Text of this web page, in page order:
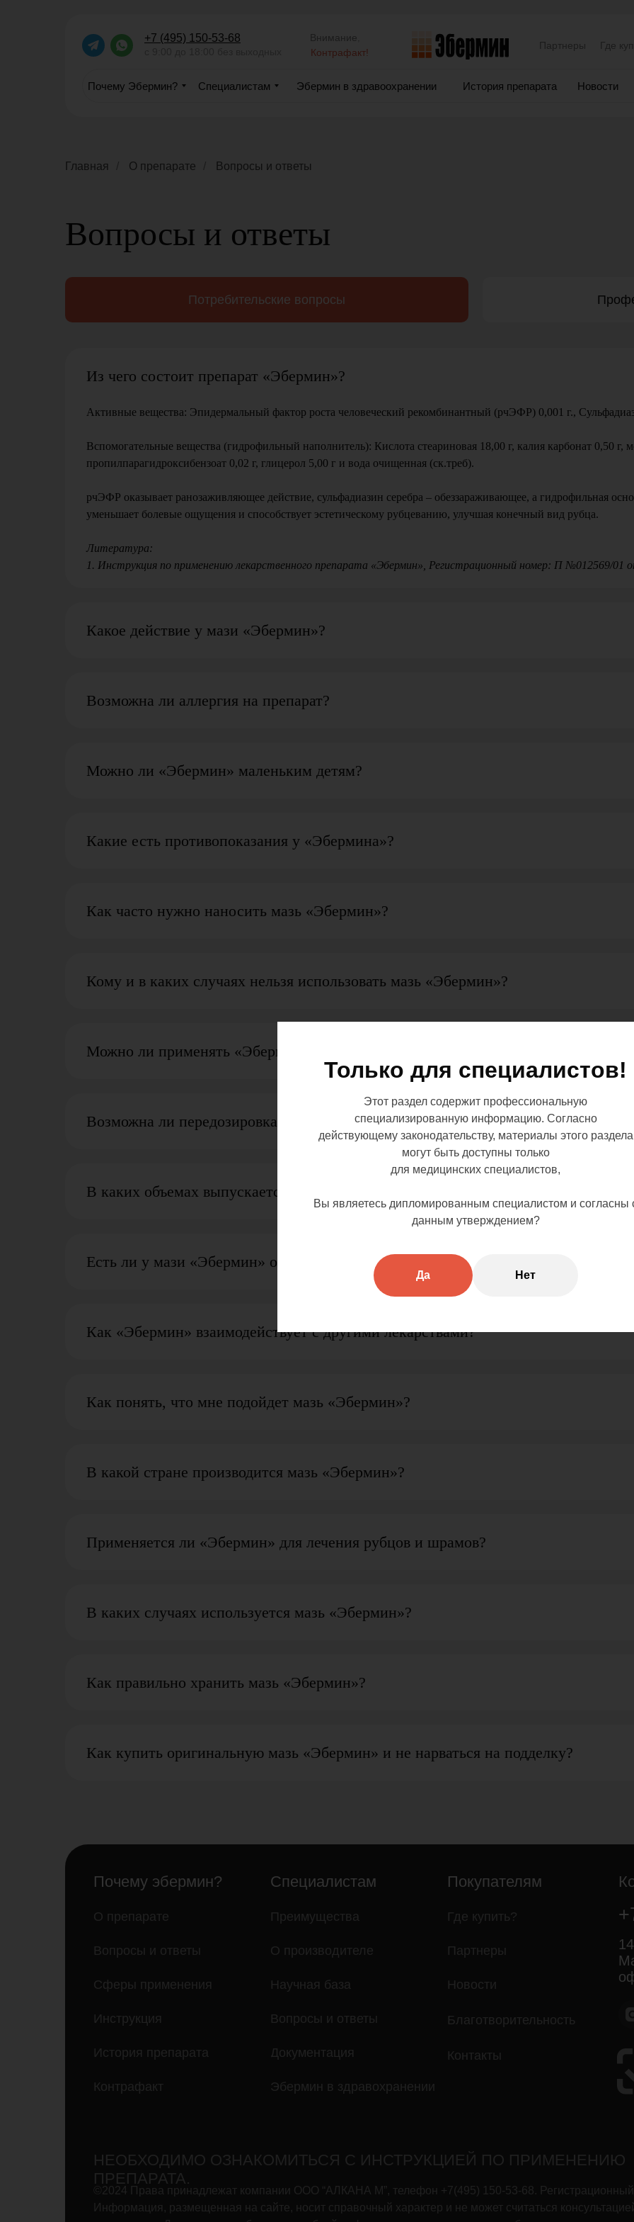
Только для специалистов!
Этот раздел содержит профессиональную
специализированную информацию. Согласно
действующему законодательству, материалы этого раздела
могут быть доступны только
для медицинских специалистов,
Вы являетесь дипломированным специалистом и согласны
данным утверждением?
Да Нет
+7 (495) 150-53-68
Почему Эбермин? Специалистам Эбермин в здравоохранении История препарата Новости
Где
Внимание,
Контрафакт!
Партнеры
Главная О препарате Вопросы и ответы
Вопросы и ответы
Потребительские вопросы
Из чего состоит препарат «Эбермин»?
Активные вещества: Эпидермальный фактор роста человеческий рекомбинантный (рчЭФР) 0,001 г.,
Вспомогательные вещества (гидрофильный наполнитель): Кислота стеариновая 18,00 г, калия карбонат 0,50 г,
пропилпарагидроксибензоат 0,02 г, глицерол 5,00 г и вода очищенная (ск.треб).
рчЭФР оказывает ранозаживляющее действие, сульфадиазин серебра – обеззараживающее, а гидрофильная
уменьшает болевые ощущения и способствует эстетическому рубцеванию, улучшая конечный вид рубца.
Литература:
1. Инструкция по применению лекарственного препарата «Эбермин», Регистрационный номер: П №012569/01
Какое действие у мази «Эбермин»?
Возможна ли аллергия на препарат?
Можно ли «Эбермин» маленьким детям?
Какие есть противопоказания у «Эбермина»?
Как часто нужно наносить мазь «Эбермин»?
Кому и в каких случаях нельзя использовать мазь «Эбермин»?
Можно ли применять «Эбермин» во время беременности и кормления грудью?
Возможна ли передозировка «Эбермином?»
В каких объемах выпускается мазь «Эбермин»?
Есть ли у мази «Эбермин» особенности применения?
Как «Эбермин» взаимодействует с другими лекарствами?
Как понять, что мне подойдет мазь «Эбермин»?
В какой стране производится мазь «Эбермин»?
Применяется ли «Эбермин» для лечения рубцов и шрамов?
В каких случаях используется мазь «Эбермин»?
Как правильно хранить мазь «Эбермин»?
Как купить оригинальную мазь «Эбермин» и не нарваться на подделку?
Почему эбермин? Специалистам
НЕОБХОДИМО ОЗНАКОМИТЬСЯ С ИНСТРУКЦИЕЙ ПО ПРИМЕНЕНИЮ
ПРЕПАРАТА.
©2024 Права принадлежат компании ООО “АЛКАНА М”, телефон +7(495) 150-53-68.
Информация, размещенная на сайте, носит справочный характер и не может считаться
О препарате
Вопросы и ответы
Сферы применения
Инструкция
История препарата
Контрафакт
Преимущества
О производителе
Научная база
Покупателям
Где купить?
Партнеры
Благотворительность
Контакты
Новости
Вопросы и ответы
Документация
Эбермин в здравохранении